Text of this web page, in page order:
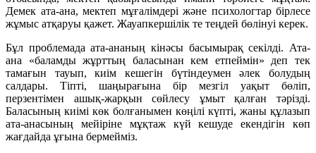
Демек ата-ана, мектеп мұғалімдері және психологтар бірлесе
жұмыс атқаруы қажет. Жауапкершілік те теңдей бөлінуі керек.
Бұл проблемада ата-ананың кінәсы басымырақ секілді. Ата-
ана «баламды жұрттың баласынан кем етпеймін» деп тек
тамағын тауып, киім кешегін бүтіндеумен әлек болудың
салдары. Тіпті, шаңырағына бір мезгіл уақыт бөліп,
перзентімен ашық-жарқын сөйлесу ұмыт қалған тәрізді.
Баласының киімі көк болғанымен көңілі күпті, жаны құлазып
ата-анасының мейіріне мұқтаж күй кешуде екендігін көп
жағдайда ұғына бермейміз.